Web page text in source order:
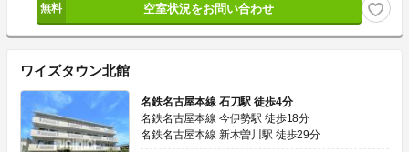
空室状況をお問い合わせ
ワイズタウン北館
名鉄名古屋本線 石刀駅 徒歩4分
名鉄名古屋本線 今伊勢駅 徒歩18分
名鉄名古屋本線 新木曽川駅 徒歩29分